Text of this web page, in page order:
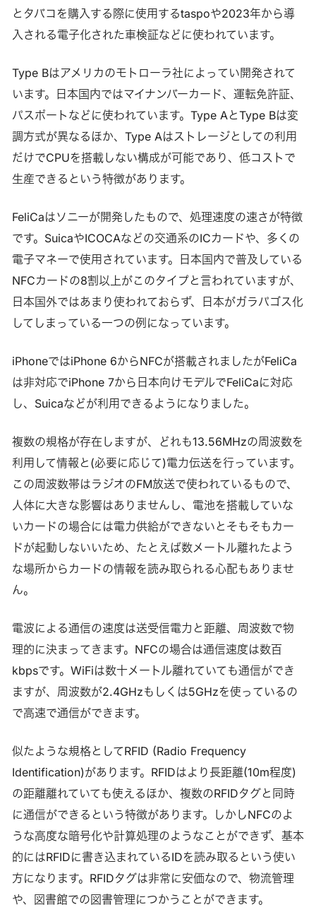
とタバコを購入する際に使用するtaspoや2023年から導
入される電子化された車検証などに使われています。
Type Bはアメリカのモトローラ社によってい開発されて
います。日本国内ではマイナンバーカード、運転免許証、
パスポートなどに使われています。Type AとType Bは変
調方式が異なるほか、Type Aはストレージとしての利用
だけでCPUを搭載しない構成が可能であり、低コストで
生産できるという特徴があります。
FeliCaはソニーが開発したもので、処理速度の速さが特徴
です。SuicaやICOCAなどの交通系のICカードや、多くの
電子マネーで使用されています。日本国内で普及している
NFCカードの8割以上がこのタイプと言われていますが、
日本国外ではあまり使われておらず、日本がガラパゴス化
してしまっている一つの例になっています。
iPhoneではiPhone 6からNFCが搭載されましたがFeliCa
は非対応でiPhone 7から日本向けモデルでFeliCaに対応
し、Suicaなどが利用できるようになりました。
複数の規格が存在しますが、どれも13.56MHzの周波数を
利用して情報と(必要に応じて)電力伝送を行っています。
この周波数帯はラジオのFM放送で使われているもので、
人体に大きな影響はありませんし、電池を搭載していな
いカードの場合には電力供給ができないとそもそもカー
ドが起動しないいため、たとえば数メートル離れたよう
な場所からカードの情報を読み取られる心配もありませ
ん。
電波による通信の速度は送受信電力と距離、周波数で物
理的に決まってきます。NFCの場合は通信速度は数百
kbpsです。WiFiは数十メートル離れていても通信ができ
ますが、周波数が2.4GHzもしくは5GHzを使っているの
で高速で通信ができます。
似たような規格としてRFID (Radio Frequency
Identification)があります。RFIDはより長距離(10m程度)
の距離離れていても使えるほか、複数のRFIDタグと同時
に通信ができるという特徴があります。しかしNFCのよ
うな高度な暗号化や計算処理のようなことができず、基本
的にはRFIDに書き込まれているIDを読み取るという使い
方になります。RFIDタグは非常に安価なので、物流管理
や、図書館での図書管理につかうことができます。